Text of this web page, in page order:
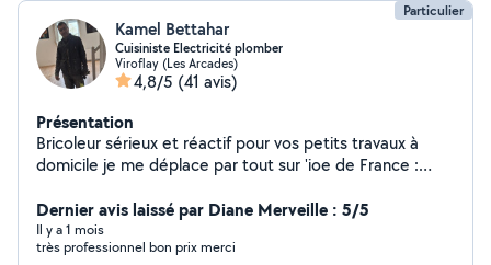
Particulier
Kamel Bettahar
Cuisiniste Electricité plomber
Viroflay (Les Arcades)
4,8/5 (41 avis)
Présentation
Bricoleur sérieux et réactif pour vos petits travaux à
domicile je me déplace par tout sur 'ioe de France :
luminaires, Réparations plomberie et électricité.
Nettoyage de terrasse, Garage Balcon et organisation
et optimisation et création des espaces du rangement
Dernier avis laissé par Diane Merveille : 5/5
Il y a 1 mois
très professionnel bon prix merci